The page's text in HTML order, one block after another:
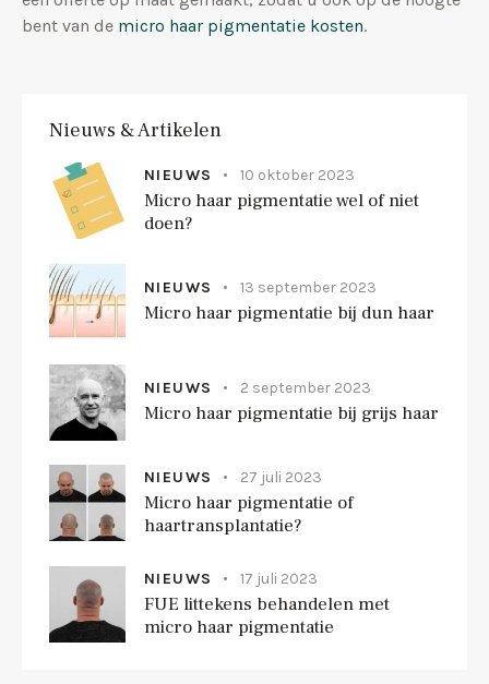
bent van de micro haar pigmentatie kosten.
Nieuws & Artikelen
NIEUWS 10 oktober 2023
Micro haar pigmentatie wel of niet
doen?
NIEUWS 13 september 2023
Micro haar pigmentatie bij dun haar
NIEUWS 2 september 2023
Micro haar pigmentatie bij grijs haar
NIEUWS 27 juli 2023
Micro haar pigmentatie of
haartransplantatie?
NIEUWS 17 juli 2023
FUE littekens behandelen met
micro haar pigmentatie